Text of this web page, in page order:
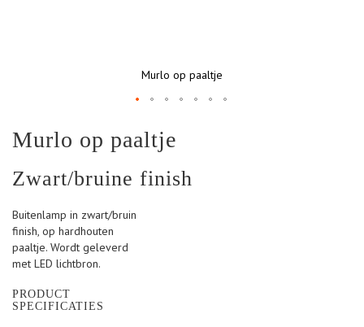
Murlo op paaltje
Zwart/bruine finish
Murlo op paaltje
naar
begin
van
afbeeldingen-
gallerij
Buitenlamp in zwart/bruin
finish, op hardhouten
paaltje. Wordt geleverd
met LED lichtbron.
PRODUCT
SPECIFICATIES